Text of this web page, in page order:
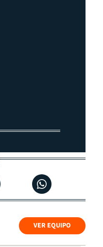
VER EQUIPO